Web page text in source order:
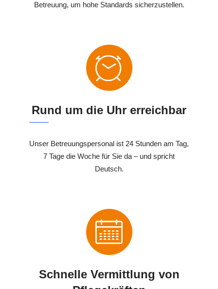
Betreuung, um hohe Standards sicherzustellen.
Rund um die Uhr erreichbar
Unser Betreuungspersonal ist 24 Stunden am Tag,
7 Tage die Woche für Sie da – und spricht
Deutsch.
Schnelle Vermittlung von